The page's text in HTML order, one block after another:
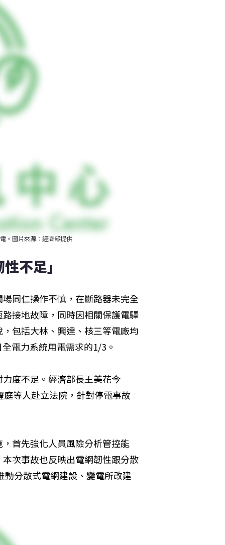
。圖片來源：經濟部提供
不足」
同仁操作不慎，在斷路器未完全
接地故障，同時因相關保護電驛
包括大林、興達、核三等電廠均
電力系統用電需求的1/3。
度不足。經濟部長王美花今
等人赴立法院，針對停電事故
首先強化人員風險分析管控能
次事故也反映出電網韌性跟分散
分散式電網建設、變電所改建